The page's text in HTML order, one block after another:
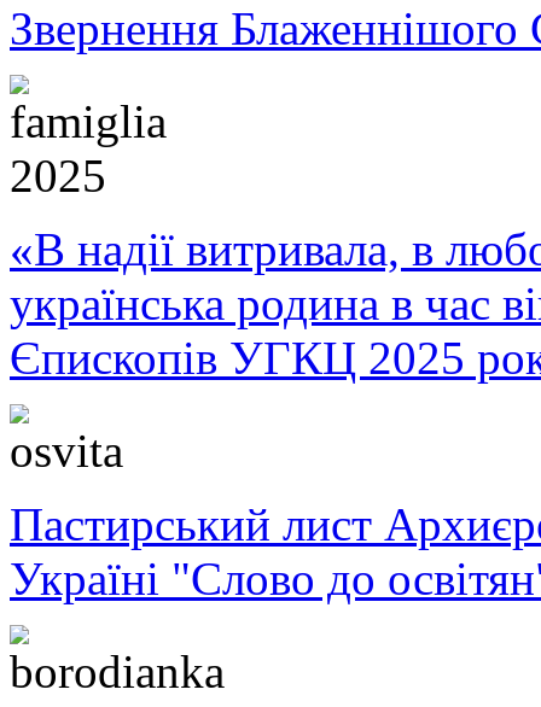
Звернення Блаженнішого
«В надії витривала, в
українська родина в час
Єпископів УГКЦ 2025
Пастирський лист
Україні "Слово до